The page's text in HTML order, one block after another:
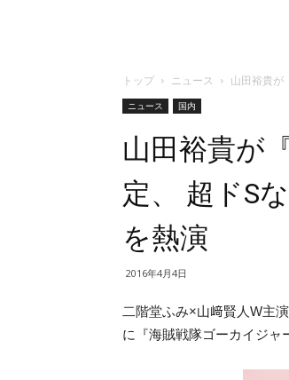
トップ ニュース 山田裕貴が
ニュース 国内
山田裕貴が
定、 超ドS
を熱演
2016年4月4日
二階堂ふみ×山﨑賢人W主
に『海賊戦隊ゴーカイジャ